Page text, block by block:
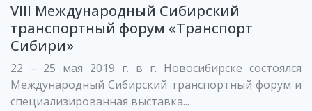
VIII Международный Сибирский
транспортный форум «Транспорт
Сибири»
22 – 25 мая 2019 г. в г. Новосибирске состоялся
Международный Сибирский транспортный форум и
специализированная выставка...